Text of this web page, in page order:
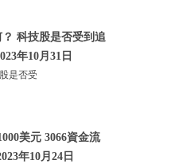
科技股是否受到追
年10月31日
是否受
美元 3066資金流
年10月24日